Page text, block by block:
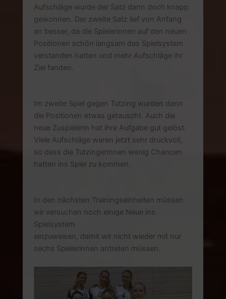
Aufschläge wurde der Satz dann doch knapp
gewonnen. Der zweite Satz lief von Anfang
an besser, da die Spielerinnen auf den neuen
Positionen schön langsam das Spielsystem
verstanden hatten und mehr Aufschläge ihr
Ziel fanden.
Im zweite Spiel gegen Tutzing wurden dann
die Positionen etwas getauscht. Auch die
neue Zuspielerin hat ihre Aufgabe gut gelöst.
Viele Aufschläge waren jetzt sehr druckvoll,
so dass die Tutzingerinnen wenig Chancen
hatten ins Spiel zu kommen.
In den nächsten Trainingseinheiten müssen
wir versuchen noch einige Neue ins
Spielsystem
einzuweisen, damit wir nicht wieder mit nur
sechs Spielerinnen antreten müssen.